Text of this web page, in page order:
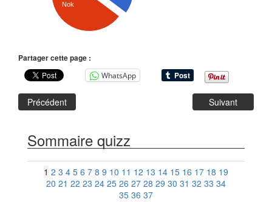
Nok
Partager cette page :
WhatsApp
Précédent Suivant
Sommaire quizz
1 2 3 4 5 6 7 8 9 10 11 12 13 14 15 16 17 18 19
20 21 22 23 24 25 26 27 28 29 30 31 32 33 34
35 36 37